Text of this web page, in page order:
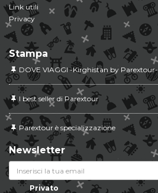
Link utili
Privacy
Stampa
DOVE VIAGGI -Kirghistan by Parextour-
I best seller di Parextour
Parextour è specializzazione
Newsletter
Privato